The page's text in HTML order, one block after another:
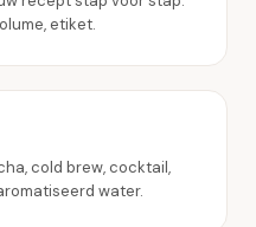
etiket.
cold brew, cocktail,
water.